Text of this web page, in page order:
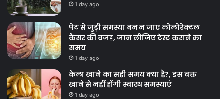
1 day ago
पेट से जुड़ी समस्या बन न जाए कोलोरेक्टल
कैंसर की वजह, जान लीजिए टेस्ट कराने का
समय
1 day ago
केला खाने का सही समय क्‍या है?, इस वक्त
खाने से नहीं होंगी स्वास्थ समस्याएं
1 day ago